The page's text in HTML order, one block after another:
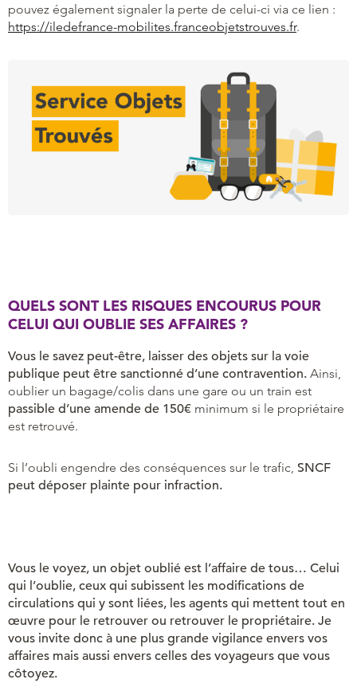
pouvez également signaler la perte de celui-ci via ce lien :
https://iledefrance-mobilites.franceobjetstrouves.fr.
QUELS SONT LES RISQUES ENCOURUS POUR
CELUI QUI OUBLIE SES AFFAIRES ?
Vous le savez peut-être, laisser des objets sur la voie
publique peut être sanctionné d’une contravention. Ainsi,
oublier un bagage/colis dans une gare ou un train est
passible d’une amende de 150€ minimum si le propriétaire
est retrouvé.
Si l’oubli engendre des conséquences sur le trafic, SNCF
peut déposer plainte pour infraction.
Vous le voyez, un objet oublié est l’affaire de tous… Celui
qui l’oublie, ceux qui subissent les modifications de
circulations qui y sont liées, les agents qui mettent tout en
œuvre pour le retrouver ou retrouver le propriétaire. Je
vous invite donc à une plus grande vigilance envers vos
affaires mais aussi envers celles des voyageurs que vous
côtoyez.